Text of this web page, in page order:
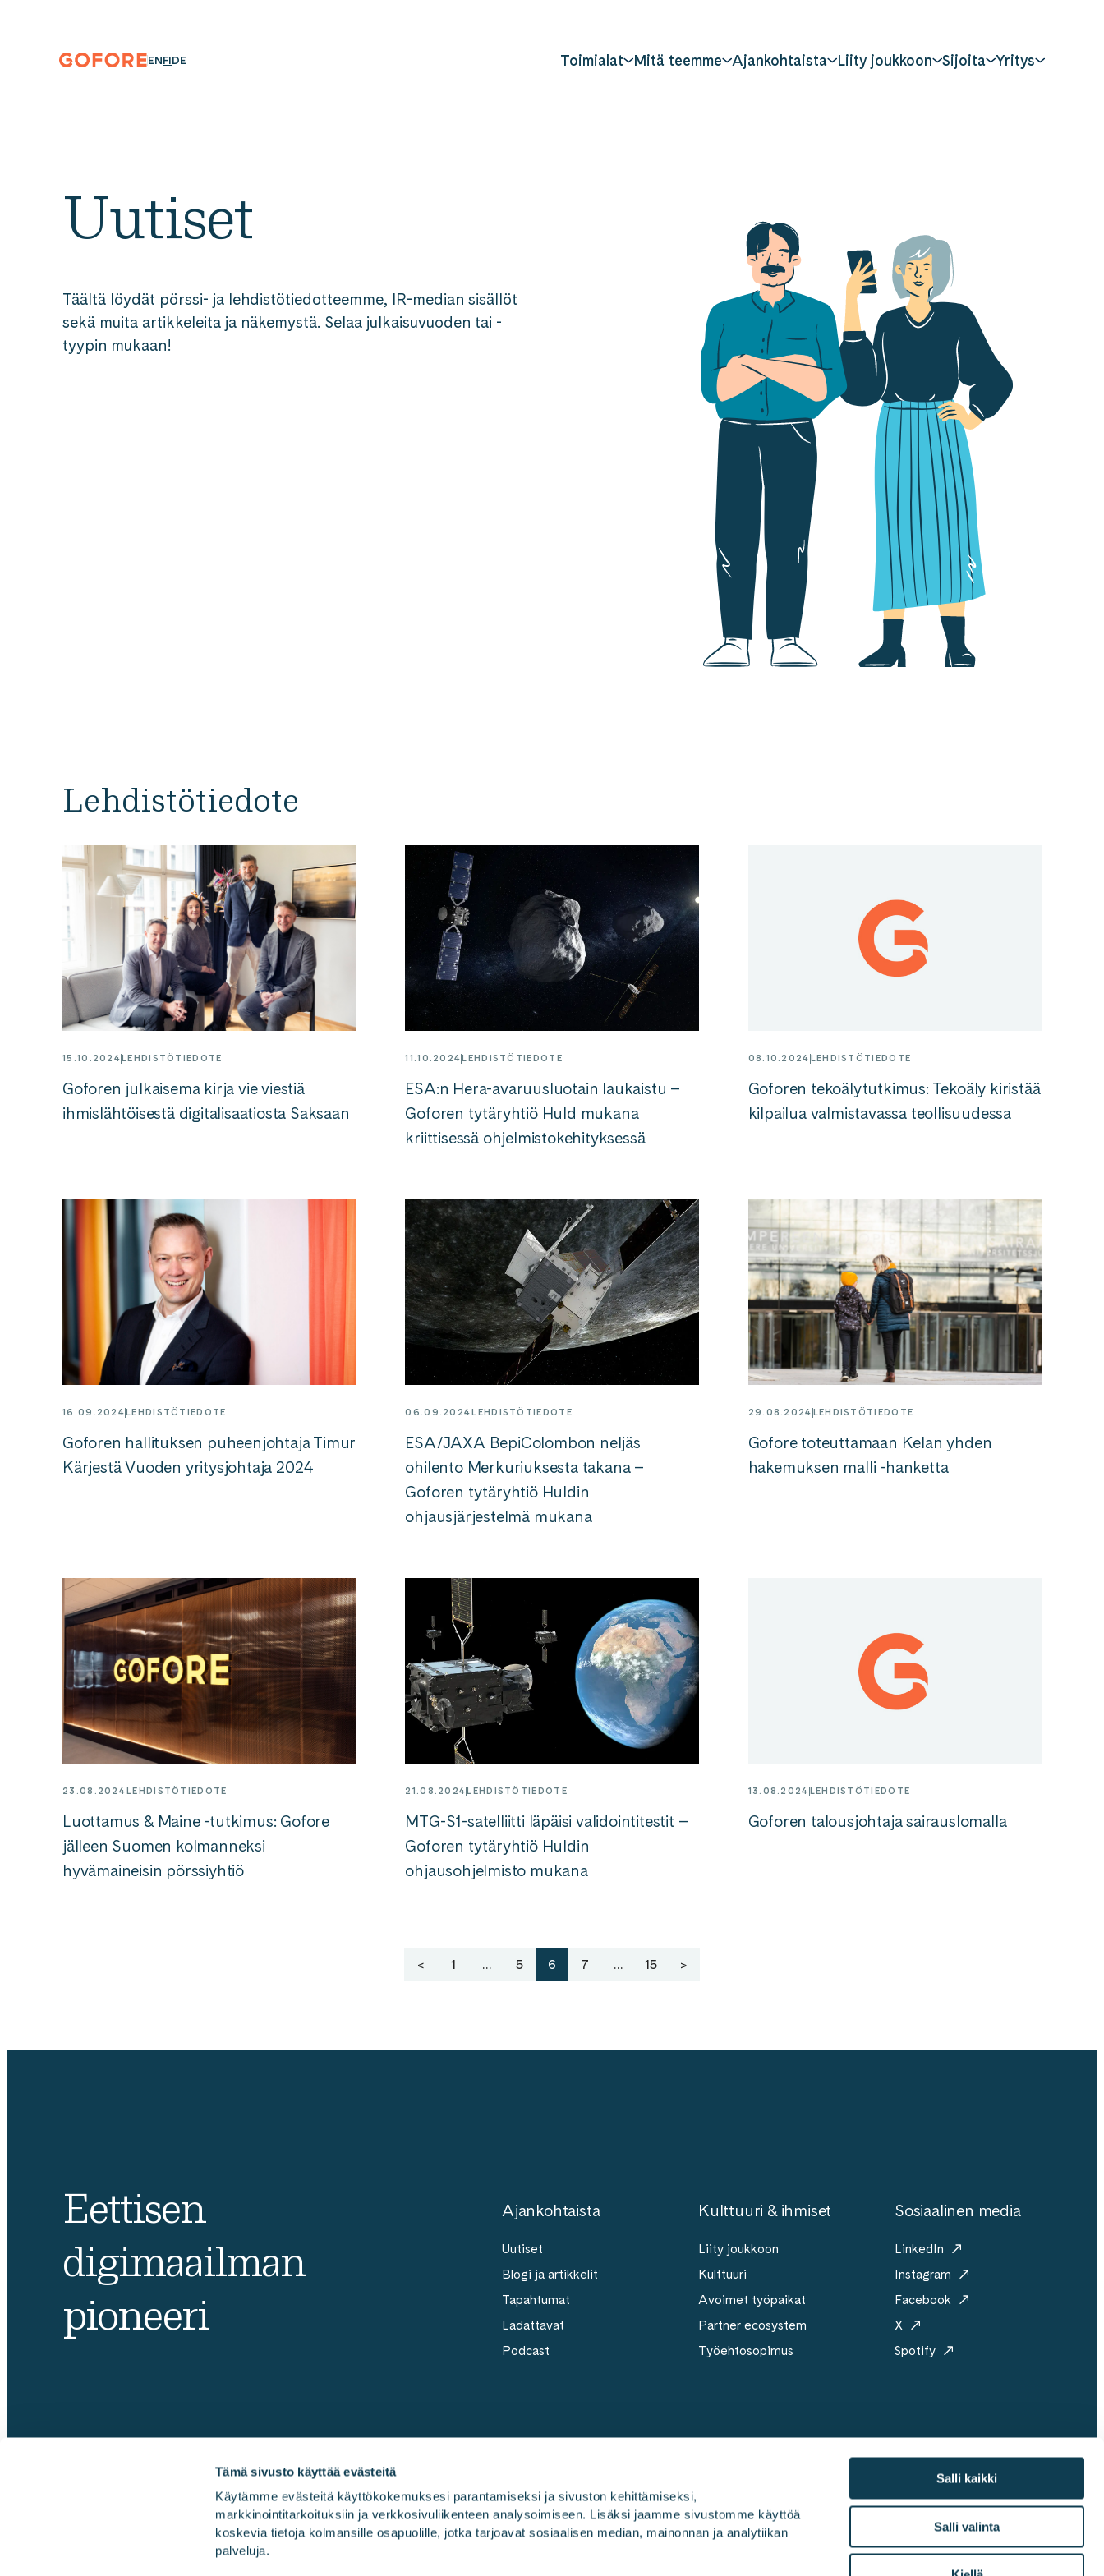
Tämä sivusto käyttää evästeitä
Käytämme evästeitä käyttökokemuksesi parantamiseksi ja sivuston kehittämiseksi,
markkinointitarkoituksiin ja verkkosivuliikenteen analysoimiseen. Lisäksi jaamme sivustomme käyttöä
koskevia tietoja kolmansille osapuolille, jotka tarjoavat sosiaalisen median, mainonnan ja analytiikan
palveluja.
Salli kaikki
Salli valinta
sisältöönGofore
ENGLISH
ENSUOMI
FIDEUTSCH
DE Toimialat Mitä teemme Ajankohtaista Liity joukkoon Sijoita Yritys
Uutiset
Täältä löydät pörssi- ja lehdistötiedotteemme, IR-median sisällöt
sekä muita artikkeleita ja näkemystä. Selaa julkaisuvuoden tai -
tyypin mukaan!
Lehdistötiedote
15.10.2024LEHDISTÖTIEDOTE
Goforen julkaisema kirja vie viestiä
ihmislähtöisestä digitalisaatiosta Saksaan
11.10.2024LEHDISTÖTIEDOTE
ESA:n Hera-avaruusluotain laukaistu –
Goforen tytäryhtiö Huld mukana
kriittisessä ohjelmistokehityksessä
08.10.2024 LEHDISTÖTIEDOTE
Goforen tekoälytutkimus: Tekoäly kiristää
kilpailua valmistavassa teollisuudessa
16.09.2024LEHDISTÖTIEDOTE
Goforen hallituksen puheenjohtaja Timur
Kärjestä Vuoden yritysjohtaja 2024
06.09.2024LEHDISTÖTIEDOTE
ESA/JAXA BepiColombon neljäs
ohilento Merkuriuksesta takana –
Goforen tytäryhtiö Huldin
ohjausjärjestelmä mukana
29.08.2024 LEHDISTÖTIEDOTE
Gofore toteuttamaan Kelan yhden
hakemuksen malli -hanketta
23.08.2024LEHDISTÖTIEDOTE
Luottamus & Maine -tutkimus: Gofore
jälleen Suomen kolmanneksi
hyvämaineisin pörssiyhtiö
21.08.2024LEHDISTÖTIEDOTE
MTG-S1-satelliitti läpäisi validointitestit –
Goforen tytäryhtiö Huldin
ohjausohjelmisto mukana
13.08.2024 LEHDISTÖTIEDOTE
Goforen talousjohtaja sairauslomalla
< 1 … 5 6 7 … 15 >
Eettisen
digimaailman
pioneeri
Ajankohtaista
Uutiset
Blogi ja artikkelit
Tapahtumat
Ladattavat
Podcast
Kulttuuri & ihmiset
Liity joukkoon
Kulttuuri
Avoimet työpaikat
Partner ecosystem
Työehtosopimus
Sosiaalinen media
LinkedIn
Instagram
Facebook
X
Spotify
TyömmeKulttuuriVastuullisuus MedialleToimistot